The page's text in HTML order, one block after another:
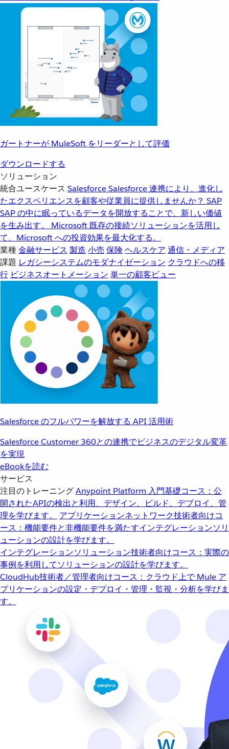
ガートナーが MuleSoft をリーダーとして評価
ダウンロードする
ソリューション
統合ユースケース SalesforceSalesforce 連携により、進化し
たエクスペリエンスを顧客や従業員に提供しませんか？ SAP
SAP の中に眠っているデータを開放することで、新しい価値
を生み出す。
Microsoft 既存の接続ソリューションを活用し
て、Microsoft への投資効果を最大化する。
業種金融サービス 製造 小売 保険 ヘルスケア 通信・メディア
課題 レガシーシステムのモダナイゼーション クラウドへの移
行 ビジネスオートメーション 単一の顧客ビュー
Salesforce のフルパワーを解放する API 活用術
Salesforce Customer 360との連携でビジネスのデジタル変革
を実現
eBookを読む
サービス
注目のトレーニングAnypoint Platform 入門基礎コース：公
開されたAPIの検出と利用、デザイン、ビルド、デプロイ、管
理を学びます。
アプリケーションネットワーク技術者向けコ
ース：機能要件と非機能要件を満たすインテグレーションソリ
ューションの設計を学びます。
インテグレーションソリューション技術者向けコース：実際の
事例を利用してソリューションの設計を学びます。
CloudHub技術者／管理者向けコース：クラウド上で Mule ア
プリケーションの設定・デプロイ・管理・監視・分析を学びま
す。